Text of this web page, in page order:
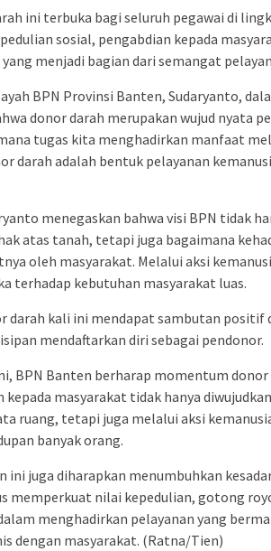
ini terbuka bagi seluruh pegawai di
sosial, pengabdian kepada
menjadi bagian dari semangat
BPN Provinsi Banten, Sudaryanto,
donor darah merupakan wujud nyata
tugas kita menghadirkan manfaat
darah adalah bentuk pelayanan
menegaskan bahwa visi BPN tidak
atas tanah, tetapi juga bagaimana
oleh masyarakat. Melalui aksi
terhadap kebutuhan masyarakat luas.
darah kali ini mendapat sambutan positif
mendaftarkan diri sebagai pendonor.
BPN Banten berharap momentum
kepada masyarakat tidak hanya
ruang, tetapi juga melalui aksi
banyak orang.
ini juga diharapkan menumbuhkan
memperkuat nilai kepedulian, gotong
menghadirkan pelayanan yang
dengan masyarakat. (Ratna/Tien)